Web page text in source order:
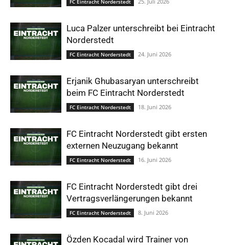
FC Eintracht Norderstedt
Luca Palzer unterschreibt bei Eintracht
Norderstedt
FC Eintracht Norderstedt 24. Juni 2026
Erjanik Ghubasaryan unterschreibt
beim FC Eintracht Norderstedt
FC Eintracht Norderstedt 18. Juni 2026
FC Eintracht Norderstedt gibt ersten
externen Neuzugang bekannt
FC Eintracht Norderstedt 16. Juni 2026
FC Eintracht Norderstedt gibt drei
Vertragsverlängerungen bekannt
FC Eintracht Norderstedt 8. Juni 2026
Özden Kocadal wird Trainer von